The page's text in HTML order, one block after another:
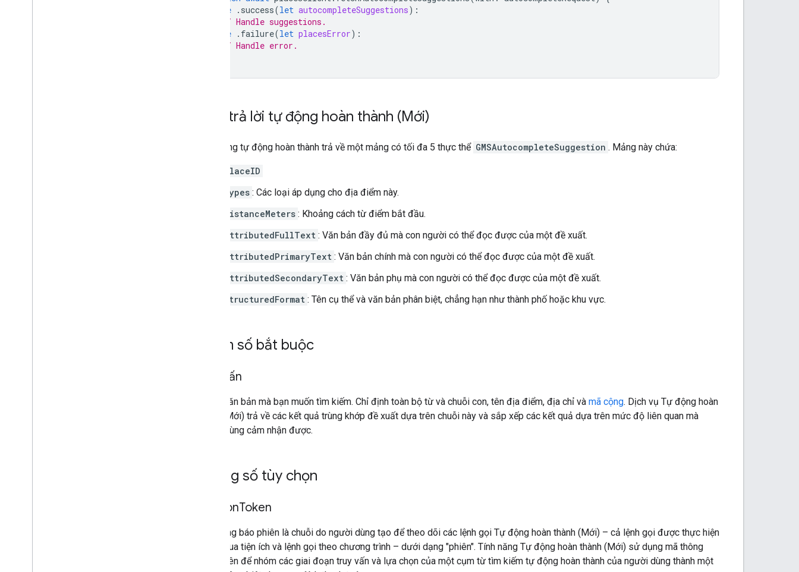
case . success(let autocompleteSuggestions):
// Handle suggestions.
case . failure(let placesError):
// Handle error.
Câu trả lời tự động hoàn thành (Mới)
Tính năng tự động hoàn thành trả về một mảng có tối đa 5 thực thể GMSAutocompleteSuggestion . Mảng này chứa:
placeID
types : Các loại áp dụng cho địa điểm này.
distanceMeters : Khoảng cách từ điểm bắt đầu.
attributedFullText : Văn bản đầy đủ mà con người có thể đọc được của một đề xuất.
attributedPrimaryText : Văn bản chính mà con người có thể đọc được của một đề xuất.
attributedSecondaryText : Văn bản phụ mà con người có thể đọc được của một đề xuất.
structuredFormat : Tên cụ thể và văn bản phân biệt, chẳng hạn như thành phố hoặc khu vực.
Tham số bắt buộc
truy vấn
Chuỗi văn bản mà bạn muốn tìm kiếm. Chỉ định toàn bộ từ và chuỗi con, tên địa điểm, địa chỉ và mã cộng. Dịch vụ Tự động hoàn
thành (Mới) trả về các kết quả trùng khớp đề xuất dựa trên chuỗi này và sắp xếp các kết quả dựa trên mức độ liên quan mà
người dùng cảm nhận được.
Thông số tùy chọn
sessionToken
Mã thông báo phiên là chuỗi do người dùng tạo để theo dõi các lệnh gọi Tự động hoàn thành (Mới) – cả lệnh gọi được thực hiện
thông qua tiện ích và lệnh gọi theo chương trình – dưới dạng "phiên". Tính năng Tự động hoàn thành (Mới) sử dụng mã thông
báo phiên để nhóm các giai đoạn truy vấn và lựa chọn của một cụm từ tìm kiếm tự động hoàn thành của người dùng thành một